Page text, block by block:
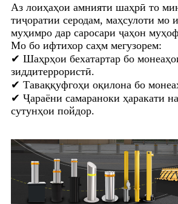
Аз лоиҳаҳои амнияти шаҳрӣ то
тиҷоратии серодам, маҳсулоти мо
муҳимро дар саросари ҷаҳон
Мо бо ифтихор саҳм мегузорем:
✔ Шаҳрҳои бехатартар бо
зиддитеррористӣ.
✔ Таваққуфгоҳи оқилона бо
✔ Ҷараёни самараноки ҳаракати
сутунҳои пойдор.